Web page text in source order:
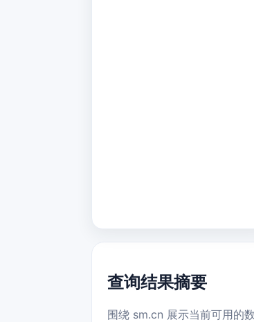
查询结果摘要
围绕 sm.cn 展示当前可用的